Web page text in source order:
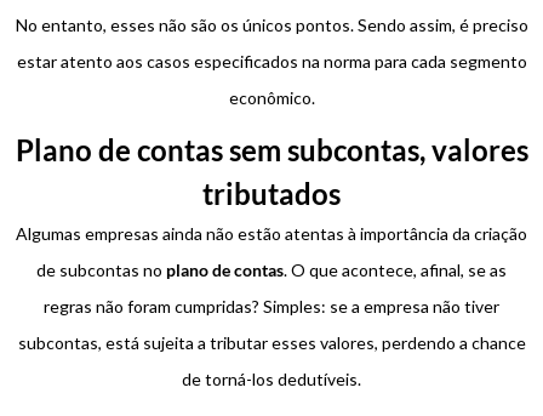
No entanto, esses não são os únicos pontos. Sendo assim, é preciso
estar atento aos casos especificados na norma para cada segmento
econômico.
Plano de contas sem subcontas, valores
tributados
Algumas empresas ainda não estão atentas à importância da criação
de subcontas no plano de contas. O que acontece, afinal, se as
regras não foram cumpridas? Simples: se a empresa não tiver
subcontas, está sujeita a tributar esses valores, perdendo a chance
de torná-los dedutíveis.